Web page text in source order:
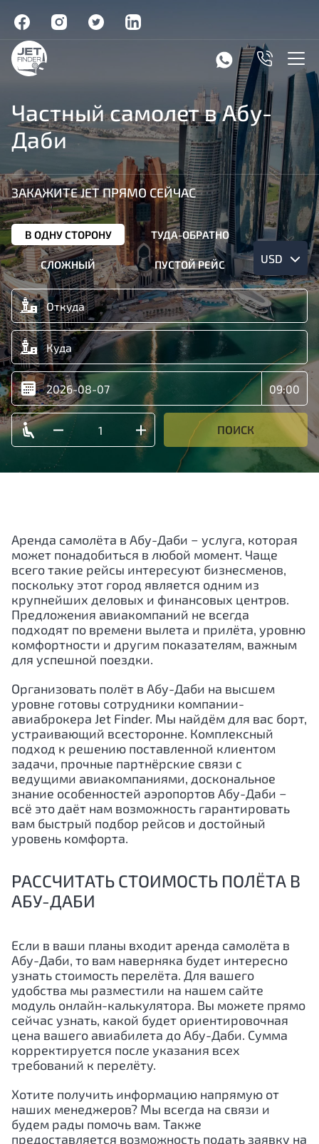
Частный самолет в Абу-
Даби
ЗАКАЖИТЕ JET ПРЯМО СЕЙЧАС
В ОДНУ СТОРОНУ ТУДА-ОБРАТНО
СЛОЖНЫЙ ПУСТОЙ РЕЙС USD
ПОИСК
Аренда самолёта в Абу-Даби − услуга, которая
может понадобиться в любой момент. Чаще
всего такие рейсы интересуют бизнесменов,
поскольку этот город является одним из
крупнейших деловых и финансовых центров.
Предложения авиакомпаний не всегда
подходят по времени вылета и прилёта, уровню
комфортности и другим показателям, важным
для успешной поездки.
Организовать полёт в Абу-Даби на высшем
уровне готовы сотрудники компании-
авиаброкера Jet Finder. Мы найдём для вас борт,
устраивающий всесторонне. Комплексный
подход к решению поставленной клиентом
задачи, прочные партнёрские связи с
ведущими авиакомпаниями, доскональное
знание особенностей аэропортов Абу-Даби −
всё это даёт нам возможность гарантировать
вам быстрый подбор рейсов и достойный
уровень комфорта.
РАССЧИТАТЬ СТОИМОСТЬ ПОЛЁТА В
АБУ-ДАБИ
Если в ваши планы входит аренда самолёта в
Абу-Даби, то вам наверняка будет интересно
узнать стоимость перелёта. Для вашего
удобства мы разместили на нашем сайте
модуль онлайн-калькулятора. Вы можете прямо
сейчас узнать, какой будет ориентировочная
цена вашего авиабилета доАбу-Даби. Сумма
корректируется после указания всех
требований к перелёту.
Хотите получить информацию напрямую от
наших менеджеров? Мы всегда на связи и
будем рады помочь вам. Также
предоставляется возможность подать заявку на